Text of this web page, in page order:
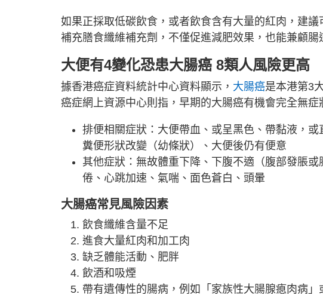
如果正採取低碳飲食，或者飲食含有大量的紅肉，建
補充膳食纖維補充劑，不僅促進減肥效果，也能兼顧腸
大便有4變化恐患大腸癌 8類人風險更高
據香港癌症資料統計中心資料顯示， 大腸癌是本港第3
癌症網上資源中心則指，早期的大腸癌有機會完全無
排便相關症狀：大便帶血、或呈黑色、帶黏液，
糞便形狀改變（幼條狀）、大便後仍有便意
其他症狀：無故體重下降、下腹不適（腹部發脹
倦、心跳加速、氣喘、面色蒼白、頭暈
大腸癌常見風險因素
飲食纖維含量不足
進食大量紅肉和加工肉
缺乏體能活動、肥胖
飲酒和吸煙
帶有遺傳性的腸病，例如「家族性大腸腺瘜肉病」